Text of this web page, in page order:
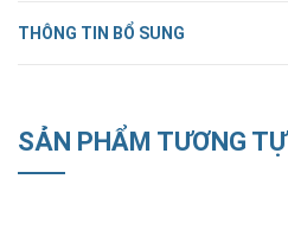
THÔNG TIN BỔ SUNG
SẢN PHẨM TƯƠNG TỰ